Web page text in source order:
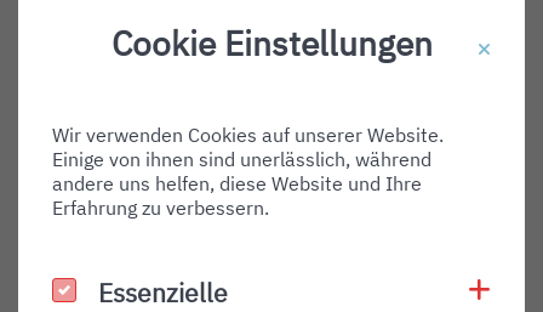
Jetzt Anfrage stellen
Bitte teilen Sie uns direkt mit, welche Werbefläche
für Sie in Frage kommt und über welchen Zeitraum.
Gemäß ihren Angaben unterbreiten wir ihnen ein
unverbindliches Angebot für ihren gewünschten
JETZT ANFRAGE STELLEN
Cookie Einstellungen
Wir verwenden Cookies auf unserer Website.
Einige von ihnen sind unerlässlich, während
andere uns helfen, diese Website und Ihre
Erfahrung zu verbessern.
Essenzielle
Essenzielle